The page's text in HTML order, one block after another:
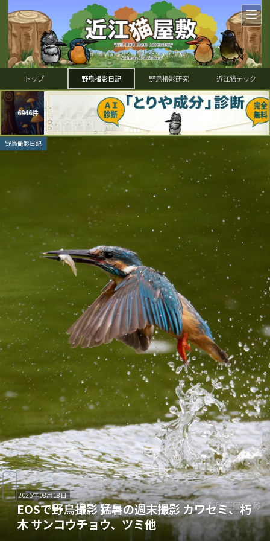
トップ 野鳥撮影日記 野鳥撮影研究 近江猫テック
野鳥撮影日記
2025年08月18日
EOSで野鳥撮影 猛暑の週末撮影 カワセミ、朽
木 サンコウチョウ、ツミ他